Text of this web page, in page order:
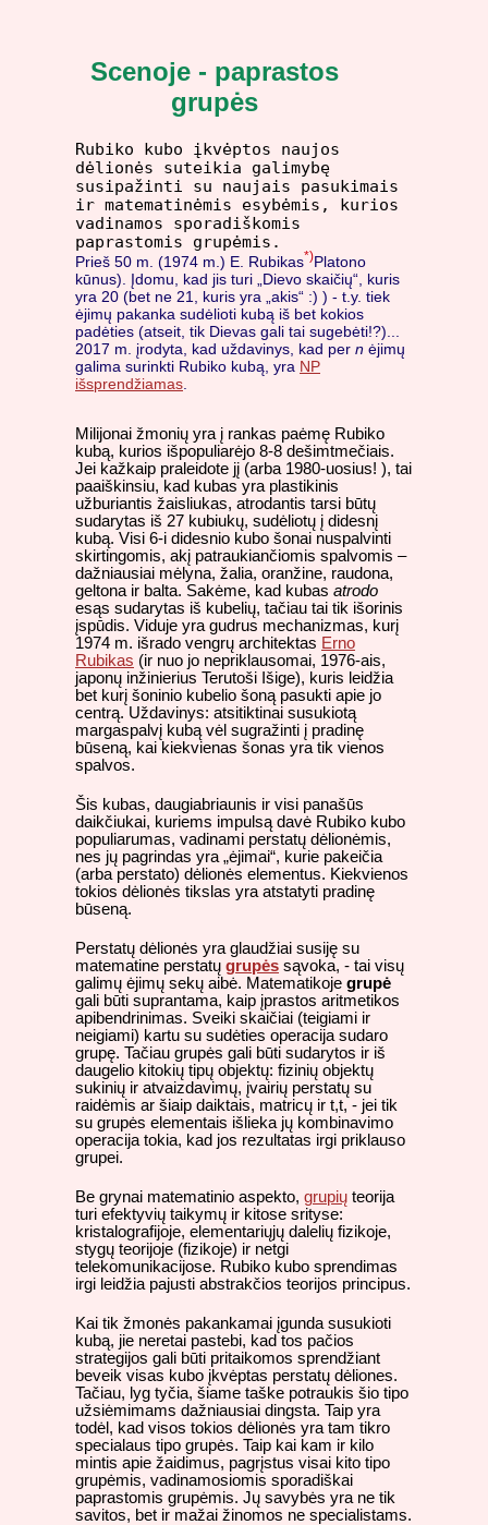
Scenoje - paprastos
grupės
Rubiko kubo įkvėptos naujos
dėlionės suteikia galimybę
susipažinti su naujais pasukimais
ir matematinėmis esybėmis, kurios
vadinamos sporadiškomis
paprastomis grupėmis.
Prieš 50 m. (1974 m.) E. Rubikas*)Platono
kūnus). Įdomu, kad jis turi „Dievo skaičių“, kuris
yra 20 (bet ne 21, kuris yra „akis“ :) ) - t.y. tiek
ėjimų pakanka sudėlioti kubą iš bet kokios
padėties (atseit, tik Dievas gali tai sugebėti!?)...
2017 m. įrodyta, kad uždavinys, kad per n ėjimų
galima surinkti Rubiko kubą, yra NP
išsprendžiamas.
Milijonai žmonių yra į rankas paėmę Rubiko
kubą, kurios išpopuliarėjo 8-8 dešimtmečiais.
Jei kažkaip praleidote jį (arba 1980-uosius! ), tai
paaiškinsiu, kad kubas yra plastikinis
užburiantis žaisliukas, atrodantis tarsi būtų
sudarytas iš 27 kubiukų, sudėliotų į didesnį
kubą. Visi 6-i didesnio kubo šonai nuspalvinti
skirtingomis, akį patraukiančiomis spalvomis –
dažniausiai mėlyna, žalia, oranžine, raudona,
geltona ir balta. Sakėme, kad kubas atrodo
esąs sudarytas iš kubelių, tačiau tai tik išorinis
įspūdis. Viduje yra gudrus mechanizmas, kurį
1974 m. išrado vengrų architektas Erno
Rubikas (ir nuo jo nepriklausomai, 1976-ais,
japonų inžinierius Terutoši Išige), kuris leidžia
bet kurį šoninio kubelio šoną pasukti apie jo
centrą. Uždavinys: atsitiktinai susukiotą
margaspalvį kubą vėl sugražinti į pradinę
būseną, kai kiekvienas šonas yra tik vienos
spalvos.
Šis kubas, daugiabriaunis ir visi panašūs
daikčiukai, kuriems impulsą davė Rubiko kubo
populiarumas, vadinami perstatų dėlionėmis,
nes jų pagrindas yra „ėjimai“, kurie pakeičia
(arba perstato) dėlionės elementus. Kiekvienos
tokios dėlionės tikslas yra atstatyti pradinę
būseną.
Perstatų dėlionės yra glaudžiai susiję su
matematine perstatų grupės sąvoka, - tai visų
galimų ėjimų sekų aibė. Matematikoje grupė
gali būti suprantama, kaip įprastos aritmetikos
apibendrinimas. Sveiki skaičiai (teigiami ir
neigiami) kartu su sudėties operacija sudaro
grupę. Tačiau grupės gali būti sudarytos ir iš
daugelio kitokių tipų objektų: fizinių objektų
sukinių ir atvaizdavimų, įvairių perstatų su
raidėmis ar šiaip daiktais, matricų ir t,t, - jei tik
su grupės elementais išlieka jų kombinavimo
operacija tokia, kad jos rezultatas irgi priklauso
grupei.
Be grynai matematinio aspekto, grupių teorija
turi efektyvių taikymų ir kitose srityse:
kristalografijoje, elementariųjų dalelių fizikoje,
stygų teorijoje (fizikoje) ir netgi
telekomunikacijose. Rubiko kubo sprendimas
irgi leidžia pajusti abstrakčios teorijos principus.
Kai tik žmonės pakankamai įgunda susukioti
kubą, jie neretai pastebi, kad tos pačios
strategijos gali būti pritaikomos sprendžiant
beveik visas kubo įkvėptas perstatų dėliones.
Tačiau, lyg tyčia, šiame taške potraukis šio tipo
užsiėmimams dažniausiai dingsta. Taip yra
todėl, kad visos tokios dėlionės yra tam tikro
specialaus tipo grupės. Taip kai kam ir kilo
mintis apie žaidimus, pagrįstus visai kito tipo
grupėmis, vadinamosiomis sporadiškai
paprastomis grupėmis. Jų savybės yra ne tik
savitos, bet ir mažai žinomos ne specialistams.